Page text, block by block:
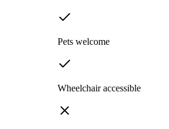
Pets welcome
Wheelchair accessible